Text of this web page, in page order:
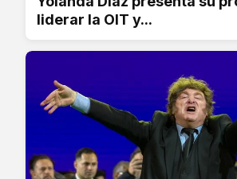
liderar la OIT y...